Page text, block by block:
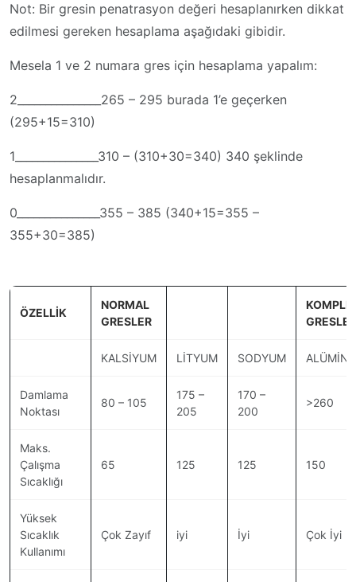
Not: Bir gresin penatrasyon değeri hesaplanırken dikkat
edilmesi gereken hesaplama aşağıdaki gibidir.
Mesela 1 ve 2 numara gres için hesaplama yapalım:
2_______________265 – 295 burada 1’e geçerken
(295+15=310)
1_______________310 – (310+30=340) 340 şeklinde
hesaplanmalıdır.
0_______________355 – 385 (340+15=355 –
355+30=385)
ÖZELLİK
NORMAL
GRESLER
GRESLER
KALSİYUM LİTYUM SODYUM
Damlama
Noktası
80 – 105
175 –
205
170 –
200
>260
Maks.
Çalışma
Sıcaklığı
65 125 125 150
Yüksek
Sıcaklık
Kullanımı
Çok Zayıf iyi İyi Çok İyi